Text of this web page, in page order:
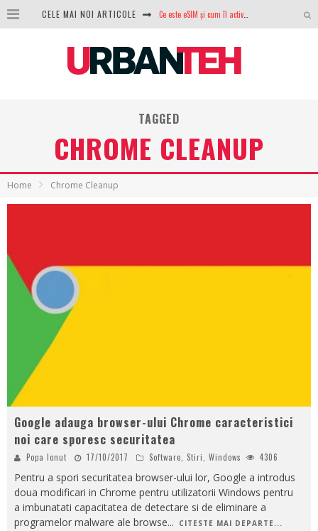
CELE MAI NOI ARTICOLE Ce este eSIM și cum îl activezi pe telefon? Ghid complet pentru Android și iPhone
Analiza producției fotovoltaice în România – cât produce un sistem solar pe timp de iarnă?
TAGGED
CHROME CLEANUP
Home Chrome Cleanup
Google adauga browser-ului Chrome caracteristici
noi care sporesc securitatea
Popa Ionut 17/10/2017 Software, Stiri, Windows 4306
Pentru a spori securitatea browser-ului lor, Google a introdus
doua modificari in Chrome pentru utilizatorii Windows pentru
a imbunatati capacitatea de detectare si de eliminare a
programelor malware ale browse... CITESTE MAI DEPARTE...